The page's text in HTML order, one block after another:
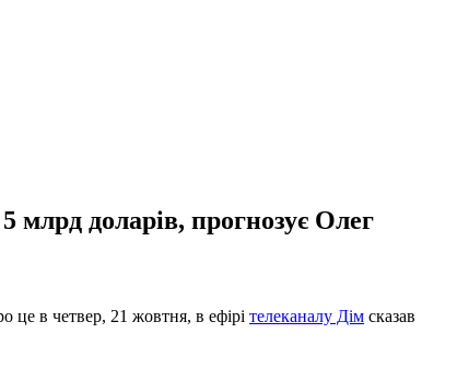
млрд доларів, прогнозує Олег
в четвер, 21 жовтня, в ефірі телеканалу Дім сказав